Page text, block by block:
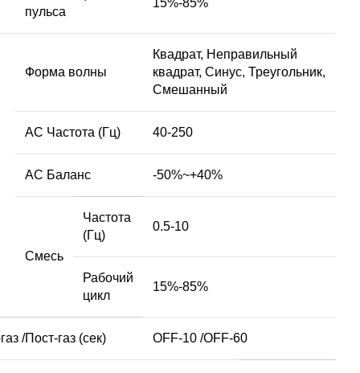
пульса
15%-85%
Форма волны
Квадрат, Неправильный
квадрат, Синус, Треугольник,
Смешанный
AC Частота (Гц) 40-250
AC Баланс -50%~+40%
Смесь
Частота
(Гц)
0.5-10
Рабочий
цикл
15%-85%
/Пост-газ (сек) OFF-10 /OFF-60